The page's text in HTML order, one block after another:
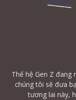
Thế hệ Gen Z đang
chúng tôi sẽ đưa
tương lai này,